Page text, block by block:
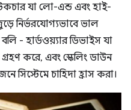
যা লো-এন্ড এবং হাই-
নির্ভরযোগ্যভাবে ভাল
- হার্ডওয়্যার ডিভাইস যা
করে, এবং স্কেলিং ডাউন
সিস্টেমে চাহিদা হ্রাস করা।